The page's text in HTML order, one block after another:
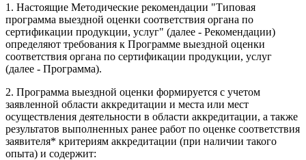
1. Настоящие Методические рекомендации "Типовая
программа выездной оценки соответствия органа по
сертификации продукции, услуг" (далее - Рекомендации)
определяют требования к Программе выездной оценки
соответствия органа по сертификации продукции, услуг
(далее - Программа).
2. Программа выездной оценки формируется с учетом
заявленной области аккредитации и места или мест
осуществления деятельности в области аккредитации, а также
результатов выполненных ранее работ по оценке соответствия
заявителя* критериям аккредитации (при наличии такого
опыта) и содержит: